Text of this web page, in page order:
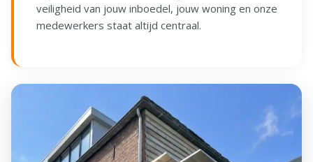
veiligheid van jouw inboedel, jouw woning en onze
medewerkers staat altijd centraal.